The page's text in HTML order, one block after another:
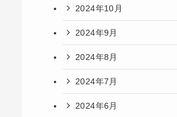
2024年10月
2024年9月
2024年8月
2024年7月
2024年6月